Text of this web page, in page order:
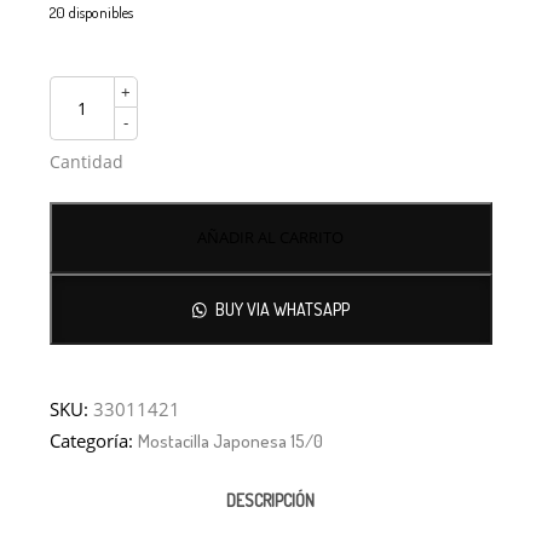
20 disponibles
+
-
Cantidad
BUY VIA WHATSAPP
SKU:33011421
Categoría:Mostacilla Japonesa 15/0
DESCRIPCIÓN